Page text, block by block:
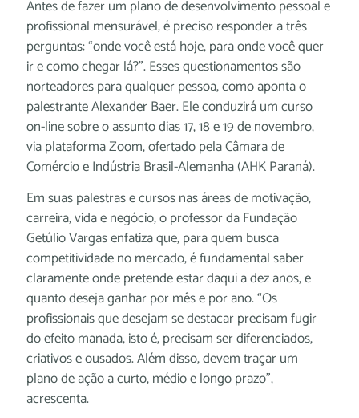
Antes de fazer um plano de desenvolvimento pessoal e
profissional mensurável, é preciso responder a três
perguntas: “onde você está hoje, para onde você quer
ir e como chegar lá?”. Esses questionamentos são
norteadores para qualquer pessoa, como aponta o
palestrante Alexander Baer. Ele conduzirá um curso
on-line sobre o assunto dias 17, 18 e 19 de novembro,
via plataforma Zoom, ofertado pela Câmara de
Comércio e Indústria Brasil-Alemanha (AHK Paraná).
Em suas palestras e cursos nas áreas de motivação,
carreira, vida e negócio, o professor da Fundação
Getúlio Vargas enfatiza que, para quem busca
competitividade no mercado, é fundamental saber
claramente onde pretende estar daqui a dez anos, e
quanto deseja ganhar por mês e por ano. “Os
profissionais que desejam se destacar precisam fugir
do efeito manada, isto é, precisam ser diferenciados,
criativos e ousados. Além disso, devem traçar um
plano de ação a curto, médio e longo prazo”,
acrescenta.